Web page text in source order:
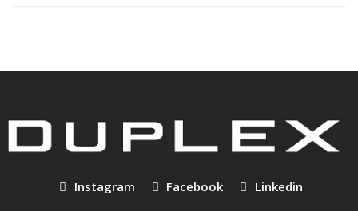
Instagram Facebook Linkedin